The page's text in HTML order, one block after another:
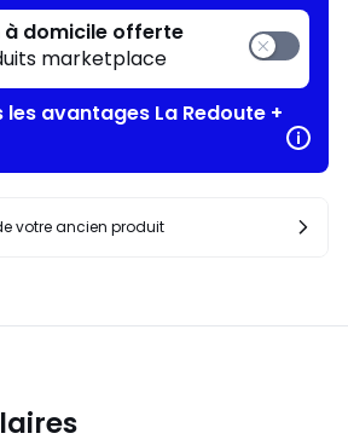
à domicile offerte
marketplace
avantages La Redoute +
votre ancien produit